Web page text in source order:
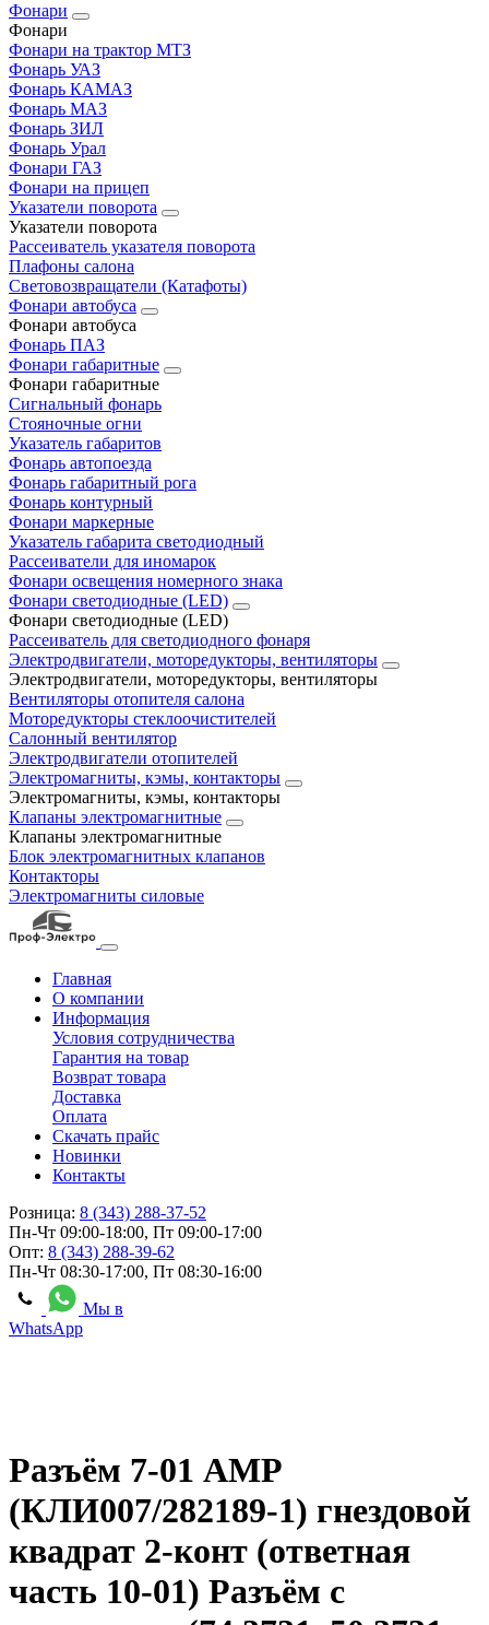
Фонари
Фонари
Фонари на трактор МТЗ
Фонарь УАЗ
Фонарь КАМАЗ
Фонарь МАЗ
Фонарь ЗИЛ
Фонарь Урал
Фонари ГАЗ
Фонари на прицеп
Указатели поворота
Указатели поворота
Рассеиватель указателя поворота
Плафоны салона
Световозвращатели (Катафоты)
Фонари автобуса
Фонари автобуса
Фонарь ПАЗ
Фонари габаритные
Фонари габаритные
Сигнальный фонарь
Стояночные огни
Указатель габаритов
Фонарь автопоезда
Фонарь габаритный рога
Фонарь контурный
Фонари маркерные
Указатель габарита светодиодный
Рассеиватели для иномарок
Фонари освещения номерного знака
Фонари светодиодные (LED)
Фонари светодиодные (LED)
Рассеиватель для светодиодного фонаря
Электродвигатели, моторедукторы, вентиляторы
Электродвигатели, моторедукторы, вентиляторы
Вентиляторы отопителя салона
Моторедукторы стеклоочистителей
Салонный вентилятор
Электродвигатели отопителей
Электромагниты, кэмы, контакторы
Электромагниты, кэмы, контакторы
Клапаны электромагнитные
Клапаны электромагнитные
Блок электромагнитных клапанов
Контакторы
Электромагниты силовые
Главная
О компании
Информация
Условия сотрудничества
Гарантия на товар
Возврат товара
Доставка
Оплата
Скачать прайс
Новинки
Контакты
Розница: 8 (343) 288-37-52
Пн-Чт 09:00-18:00, Пт 09:00-17:00
Опт: 8 (343) 288-39-62
Пн-Чт 08:30-17:00, Пт 08:30-16:00
Мы в
WhatsApp
Разъём 7-01 AMP
(КЛИ007/282189-1) гнездовой
квадрат 2-конт (ответная
часть 10-01) Разъём с